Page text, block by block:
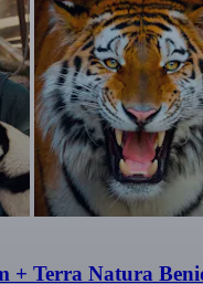
+ Terra Natura